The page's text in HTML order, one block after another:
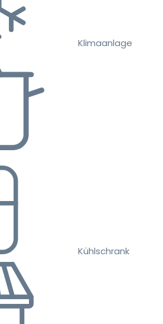
Klimaanlage
Kühlschrank